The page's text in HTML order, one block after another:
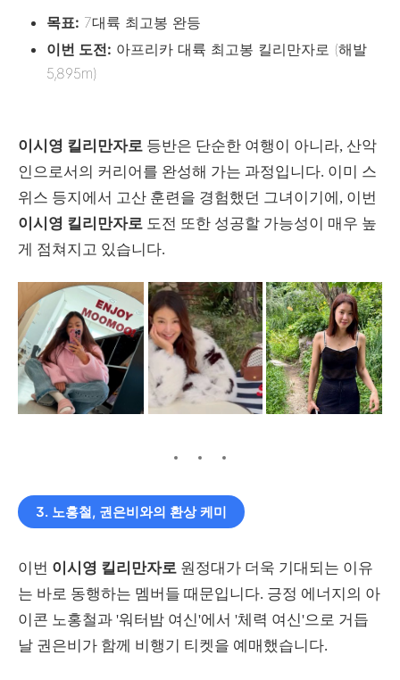
목표: 7대륙 최고봉 완등
이번 도전: 아프리카 대륙 최고봉 킬리만자로 (해발
5,895m)
이시영 킬리만자로 등반은 단순한 여행이 아니라, 산악
인으로서의 커리어를 완성해 가는 과정입니다. 이미 스
위스 등지에서 고산 훈련을 경험했던 그녀이기에, 이번
이시영 킬리만자로 도전 또한 성공할 가능성이 매우 높
게 점쳐지고 있습니다.
3. 노홍철, 권은비와의 환상 케미
이번 이시영 킬리만자로 원정대가 더욱 기대되는 이유
는 바로 동행하는 멤버들 때문입니다. 긍정 에너지의 아
이콘 노홍철과 '워터밤 여신'에서 '체력 여신'으로 거듭
날 권은비가 함께 비행기 티켓을 예매했습니다.